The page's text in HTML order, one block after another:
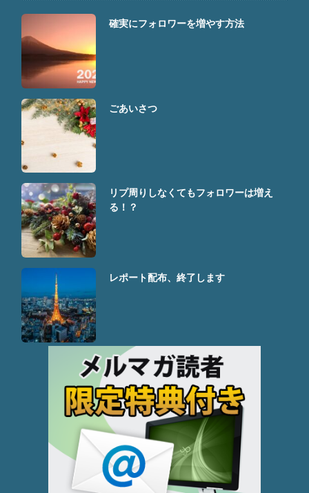
確実にフォロワーを増やす方法
ごあいさつ
リプ周りしなくてもフォロワーは増え
る！？
レポート配布、終了します